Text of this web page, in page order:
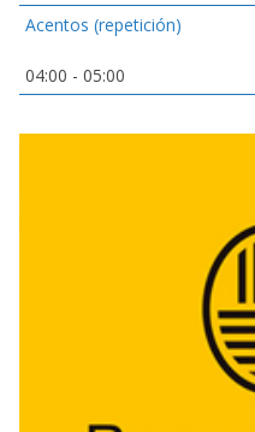
Acentos (repetición)
04:00 - 05:00